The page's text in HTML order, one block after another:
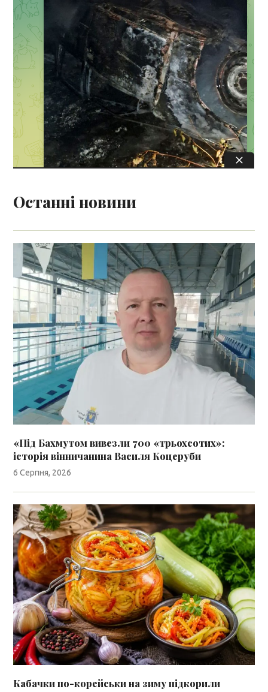
Останні новини
«Під Бахмутом вивезли 700 «трьохсотих»:
історія вінничанина Василя Коцеруби
6 Серпня, 2026
Кабачки по-корейськи на зиму підкорили